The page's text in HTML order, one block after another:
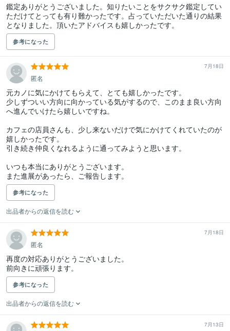
鑑定ありがとうございました。知りたいことをサクサク鑑定してい
ただけてとっても有り難かったです。占っていただいた通りの結果
参考になった
7月18日
匿名
元カノに気にかけてもらえて、とても嬉しかったです。
少しずついい方向に向かっている気がするので、このまま良い方向
へ進んでいけたら嬉しいですね。
カフェの店員さんも、少し来ないだけで気にかけてくれていたのが
嬉しかったです。
引き続き仲良くなれるように通ってみようと思います。
いつも本当にありがとうございます。
また進展があったら、ご報告します。
参考になった
出品者からの返信を読む
7月18日
匿名
再度の対応ありがとうございました。
前向きに頑張ります。
参考になった
出品者からの返信を読む
7月13日